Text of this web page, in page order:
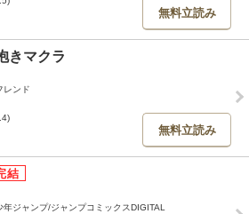
無料立読み
きマクラ
レンド
無料立読み
ジャンプ/ジャンプコミックスDIGITAL